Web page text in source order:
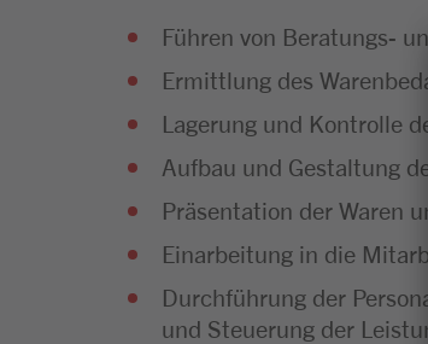
Führen von Beratungs-
Ermittlung des
Lagerung und Kontrolle
Aufbau und Gestaltung
Präsentation der Waren
Einarbeitung in die
Durchführung der
und Steuerung der